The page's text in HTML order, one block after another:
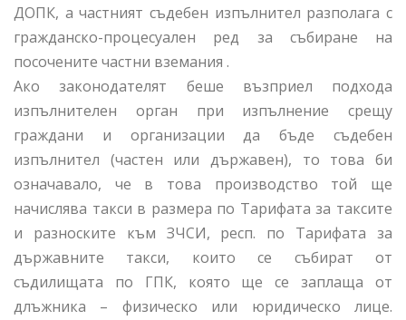
ДОПК, а частният съдебен изпълнител разполага с
гражданско-процесуален ред за събиране на
посочените частни вземания .
Ако законодателят беше възприел подхода
изпълнителен орган при изпълнение срещу
граждани и организации да бъде съдебен
изпълнител (частен или държавен), то това би
означавало, че в това производство той ще
начислява такси в размера по Тарифата за таксите
и разноските към ЗЧСИ, респ. по Тарифата за
държавните такси, които се събират от
съдилищата по ГПК, която ще се заплаща от
длъжника – физическо или юридическо лице.